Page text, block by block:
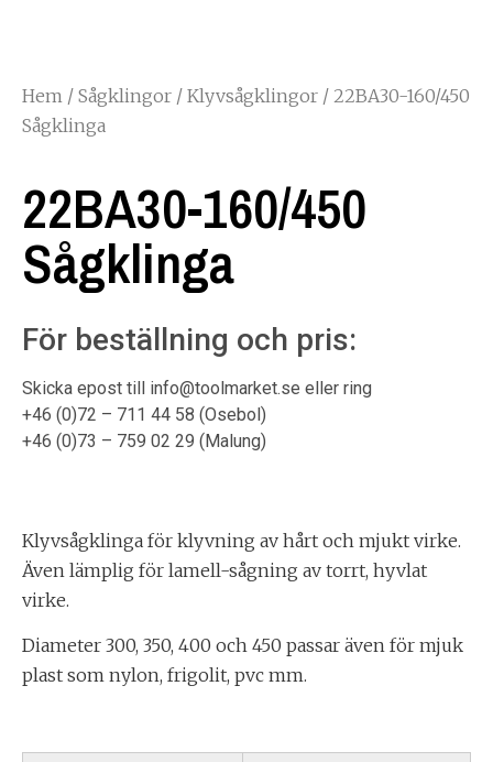
Hem / Sågklingor / Klyvsågklingor / 22BA30-160/450
Sågklinga
22BA30-160/450
Sågklinga
För beställning och pris:
Skicka epost till info@toolmarket.se eller ring
+46 (0)72 – 711 44 58 (Osebol)
+46 (0)73 – 759 02 29 (Malung)
Klyvsågklinga för klyvning av hårt och mjukt virke.
Även lämplig för lamell-sågning av torrt, hyvlat
virke.
Diameter 300, 350, 400 och 450 passar även för mjuk
plast som nylon, frigolit, pvc mm.